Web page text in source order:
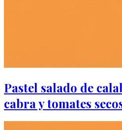
Pastel salado de
cabra y tomates